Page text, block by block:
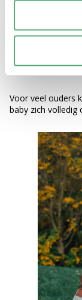
Het kan helpen
paar minuten,
warmte,
vertrouwder.
Voor veel ouders
baby zich volledig